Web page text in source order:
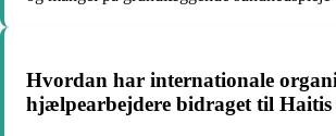
Hvordan har internationale
hjælpearbejdere bidraget til